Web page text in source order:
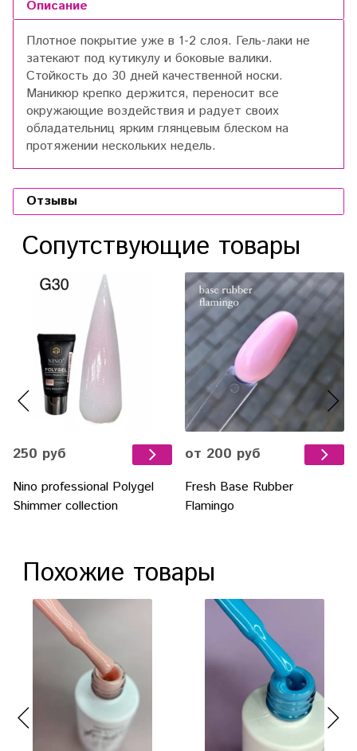
Описание
Плотное покрытие уже в 1-2 слоя. Гель-лаки не
затекают под кутикулу и боковые валики.
Стойкость до 30 дней качественной носки.
Маникюр крепко держится, переносит все
окружающие воздействия и радует своих
обладательниц ярким глянцевым блеском на
протяжении нескольких недель.
Отзывы
Сопутствующие товары
250 руб
Nino professional Polygel
Shimmer collection
от 200 руб
Fresh Base Rubber
Flamingo
Похожие товары